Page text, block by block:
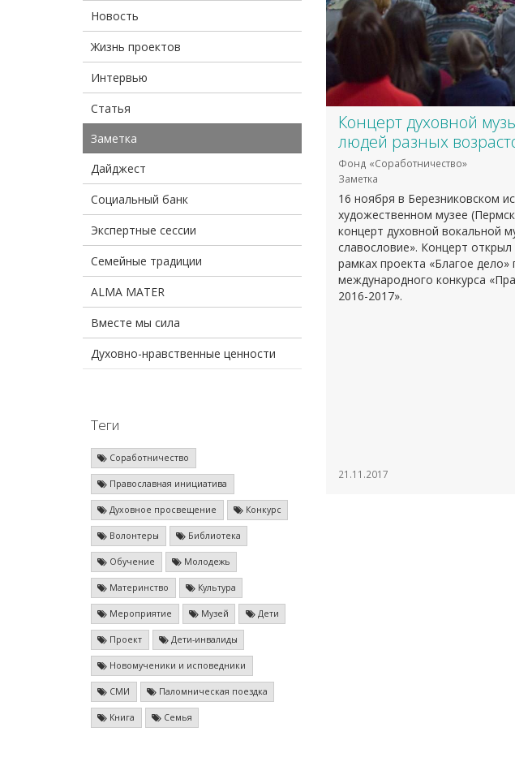
Новость
Жизнь проектов
Интервью
Статья
Заметка
Дайджест
Социальный банк
Экспертные сессии
Семейные традиции
ALMA MATER
Вместе мы сила
Духовно-нравственные ценности
Теги
Соработничество
Православная инициатива
Духовное просвещение Конкурс
Волонтеры Библиотека
Обучение Молодежь
Материнство Культура
Мероприятие Музей Дети
Проект Дети-инвалиды
Новомученики и исповедники
СМИ Паломническая поездка
Книга Семья
Концерт духовной
людей разных
Фонд «Соработничество»
Заметка
16 ноября в Березниковском
художественном музее
концерт духовной вокальной
славословие». Концерт
рамках проекта «Благое
международного конкурса
2016-2017».
21.11.2017